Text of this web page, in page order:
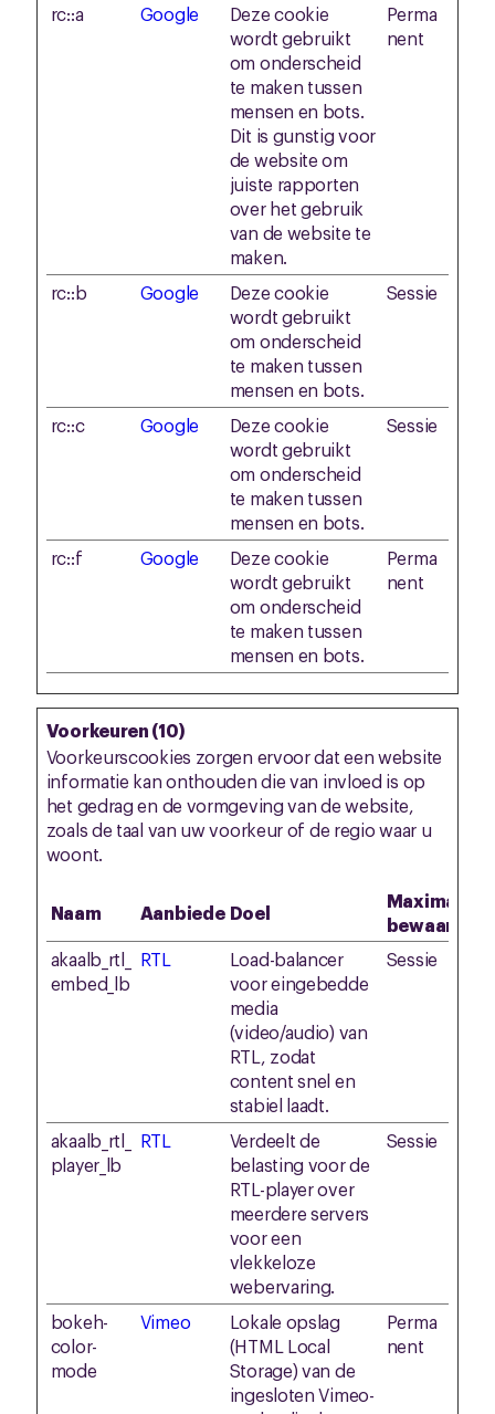
rc::a Google
Deze cookie
wordt gebruikt
om onderscheid
te maken tussen
mensen en bots.
Dit is gunstig voor
de website om
juiste rapporten
over het gebruik
van de website te
maken.
Perma
nent
rc::b Google
Deze cookie
wordt gebruikt
om onderscheid
te maken tussen
mensen en bots.
Sessie
rc::c Google
Deze cookie
wordt gebruikt
om onderscheid
te maken tussen
mensen en bots.
Sessie
rc::f Google
Deze cookie
wordt gebruikt
om onderscheid
te maken tussen
mensen en bots.
Perma
nent
Voorkeuren (10)
Voorkeurscookies zorgen ervoor dat een website
informatie kan onthouden die van invloed is op
het gedrag en de vormgeving van de website,
zoals de taal van uw voorkeur of de regio waar u
woont.
Naam AanbiederDoel
Maximale
akaalb_rtl_
embed_lb
RTL
Load-balancer
voor eingebedde
media
(video/audio) van
RTL, zodat
content snel en
stabiel laadt.
Sessie
akaalb_rtl_
player_lb
RTL
Verdeelt de
belasting voor de
RTL-player over
meerdere servers
voor een
vlekkeloze
webervaring.
Sessie
bokeh-
color-
mode
Vimeo
Lokale opslag
(HTML Local
Storage) van de
ingesloten Vimeo-
Perma
nent